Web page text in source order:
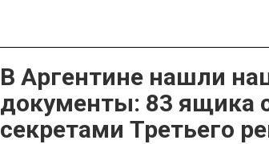
В Аргентине нашли
документы: 83 ящика
секретами Третьего